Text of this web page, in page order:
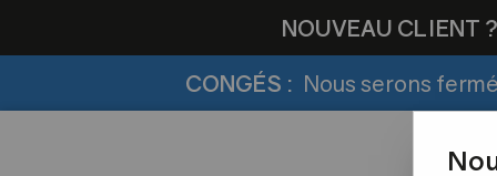
NOUVEAU CLIENT ?
CONGÉS : Nous serons